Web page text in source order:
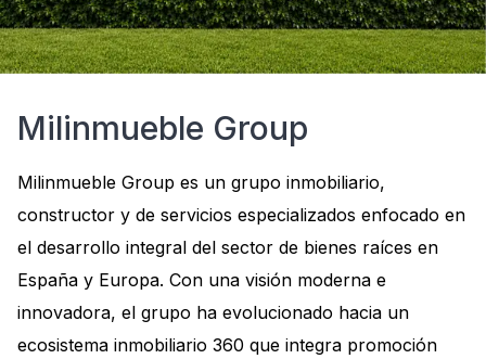
Milinmueble Group
Milinmueble Group es un grupo inmobiliario,
constructor y de servicios especializados enfocado en
el desarrollo integral del sector de bienes raíces en
España y Europa. Con una visión moderna e
innovadora, el grupo ha evolucionado hacia un
ecosistema inmobiliario 360 que integra promoción